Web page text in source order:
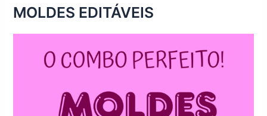
MOLDES EDITÁVEIS